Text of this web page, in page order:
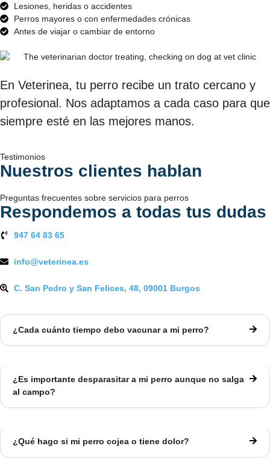
Lesiones, heridas o accidentes
Perros mayores o con enfermedades crónicas
Antes de viajar o cambiar de entorno
En Veterinea, tu perro recibe un trato cercano y
profesional. Nos adaptamos a cada caso para que
siempre esté en las mejores manos.
Testimonios
Nuestros clientes hablan
Preguntas frecuentes sobre servicios para perros
Respondemos a todas tus dudas
947 64 83 65
info@veterinea.es
C. San Pedro y San Felices, 48, 09001 Burgos
¿Cada cuánto tiempo debo vacunar a mi perro?
¿Es importante desparasitar a mi perro aunque no salga
al campo?
¿Qué hago si mi perro cojea o tiene dolor?